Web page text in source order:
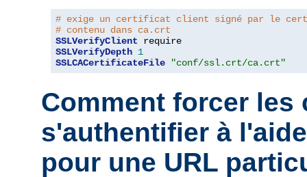
# exige un certificat client signé par le
# contenu dans ca.crt
SSLVerifyClient
SSLVerifyDepth 1
SSLCACertificateFile
"conf/ssl.crt/ca.crt"
Comment forcer les
s'authentifier à
pour une URL